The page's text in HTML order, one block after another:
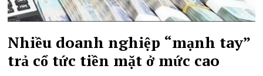
Nhiều doanh nghiệp “mạnh tay”
trả cổ tức tiền mặt ở mức cao